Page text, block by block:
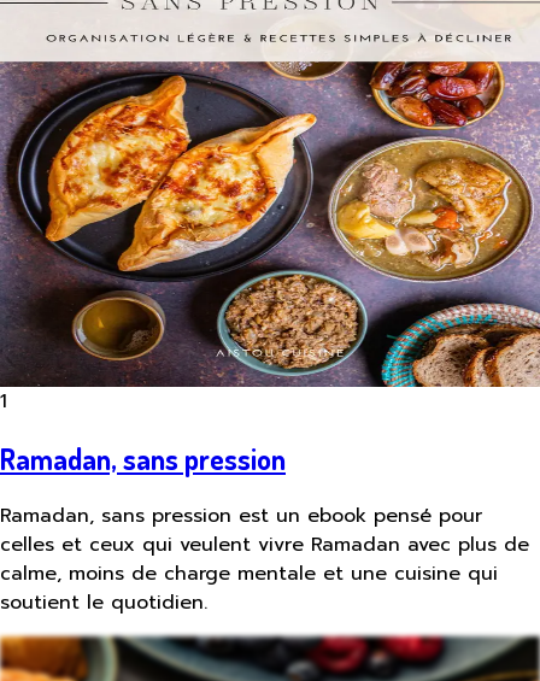
1
Ramadan, sans pression
Ramadan, sans pression est un ebook pensé pour
celles et ceux qui veulent vivre Ramadan avec plus de
calme, moins de charge mentale et une cuisine qui
soutient le quotidien.